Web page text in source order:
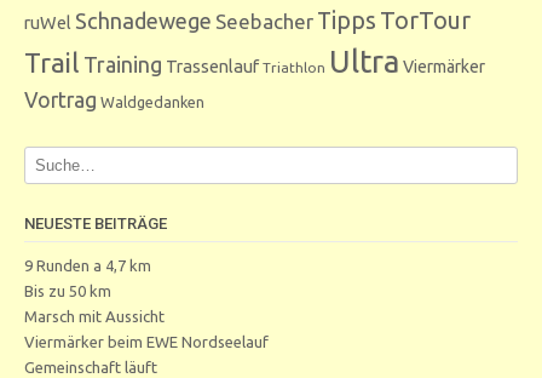
ruWel Schnadewege Seebacher Tipps TorTour
Trail Training Trassenlauf Triathlon Ultra Viermärker
Vortrag Waldgedanken
NEUESTE BEITRÄGE
9 Runden a 4,7 km
Bis zu 50 km
Marsch mit Aussicht
Viermärker beim EWE Nordseelauf
Gemeinschaft läuft